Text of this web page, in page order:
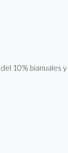
10% bianuales